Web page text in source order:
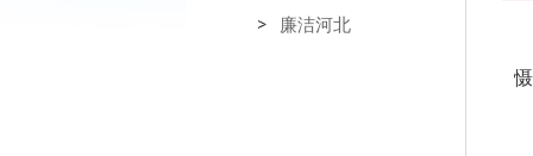
廉洁河北